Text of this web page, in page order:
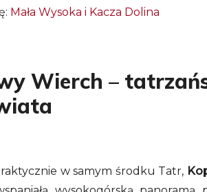
Mała Wysoka i Kacza Dolina
Wierch –
w samym środku Tatr,